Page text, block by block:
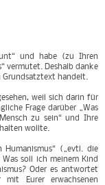
und habe (zu Ihren
vermutet. Deshalb danke
Grundsatztext handelt.
weil sich darin für
Frage darüber „Was
zu sein“ und Ihre
wollte.
Humanismus“ („evtl. die
soll ich meinem Kind
Oder es antwortet
Eurer erwachsenen